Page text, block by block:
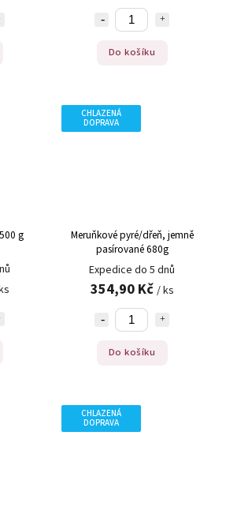
Do košíku
g
CHLAZENÁ
DOPRAVA
Meruňkové pyré/dřeň, jemně
pasírované 680g
Expedice do 5 dnů
354,90 Kč / ks
Do košíku
CHLAZENÁ
DOPRAVA